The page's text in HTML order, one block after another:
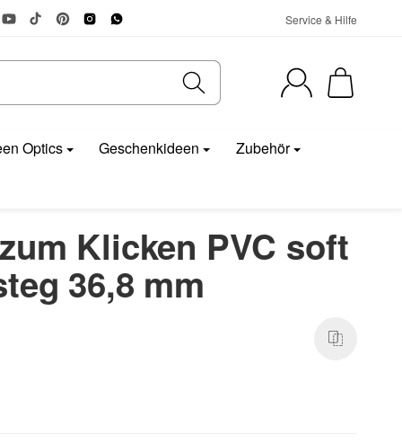
Service & Hilfe
Optics Geschenkideen
Zubehör
Klicken PVC soft
36,8 mm